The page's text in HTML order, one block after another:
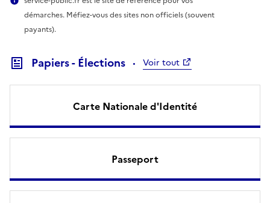
démarches. Méfiez-vous des sites non officiels (souvent
payants).
Papiers - Élections Voir tout
Carte Nationale d'Identité
Passeport